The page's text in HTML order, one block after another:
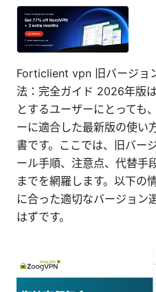
Forticlient vpn 旧バージョ
法：完全ガイド 2026年版
とするユーザーにとっても
ーに適合した最新版の使い
書です。ここでは、旧バー
ール手順、注意点、代替手
までを網羅します。以下の
に合った適切なバージョン
はずです。